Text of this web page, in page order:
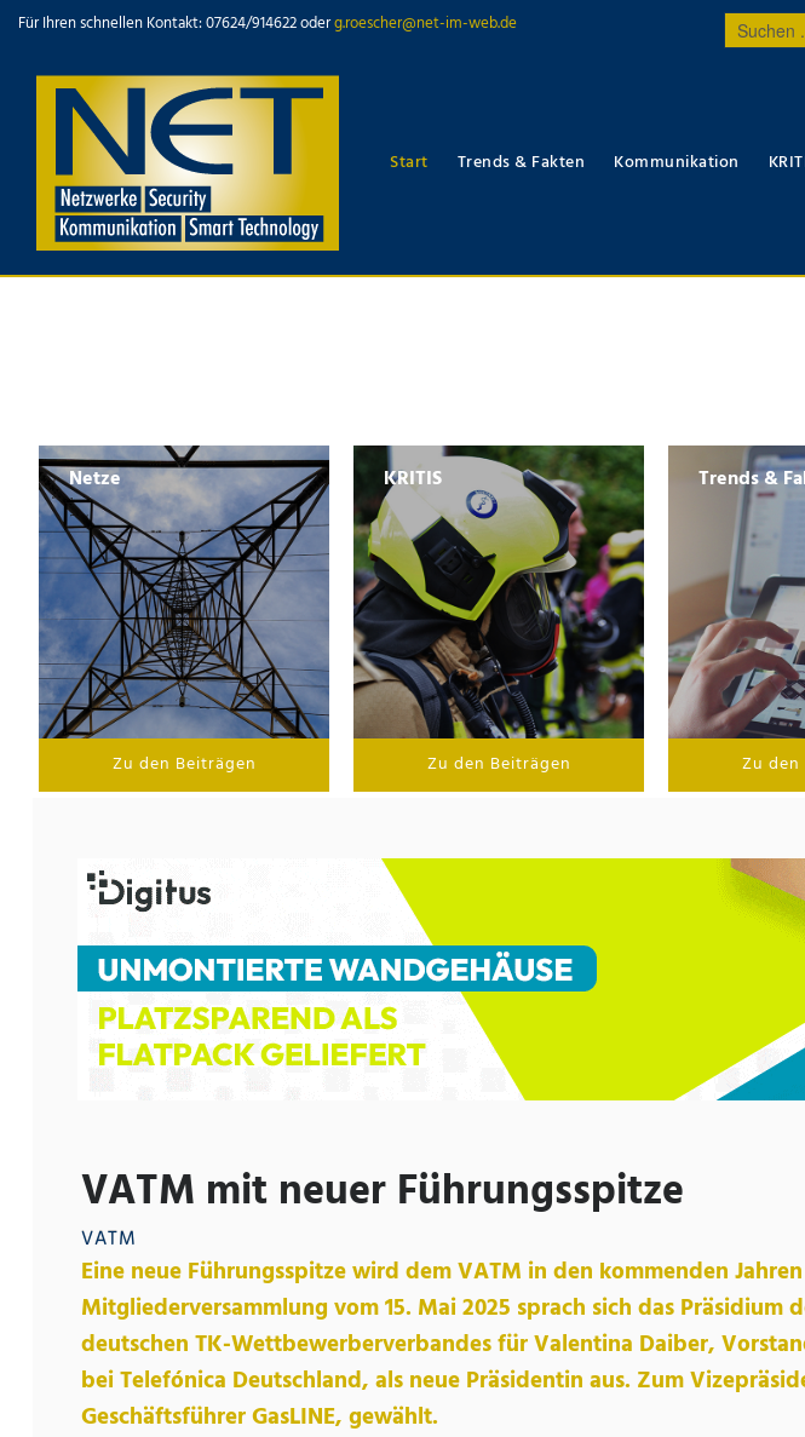
Für Ihren schnellen Kontakt: 07624/914622 oderg.roescher@net-im-web.de
Suchen
...
Start Trends & Fakten Kommunikation
Netze
Zu den Beiträgen
KRITIS
Zu den Beiträgen
Trends &
Zu
VATM mit neuer Führungsspitze
VATM
Eine neue Führungsspitze wird dem VATM in den kommenden
Mitgliederversammlung vom 15. Mai 2025 sprach sich das Präsidium
deutschen TK-Wettbewerberverbandes für Valentina Daiber,
bei Telefónica Deutschland, als neue Präsidentin aus. Zum
Geschäftsführer GasLINE, gewählt.